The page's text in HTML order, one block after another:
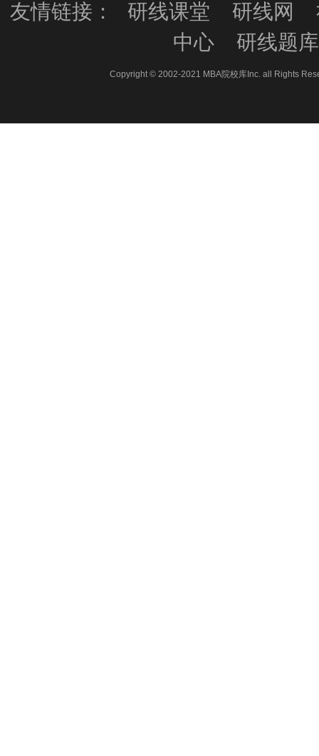
友情链接： 研线课堂 研线网
中心
研线题库
Copyright © 2002-2021 MBA院校库Inc. all Rights